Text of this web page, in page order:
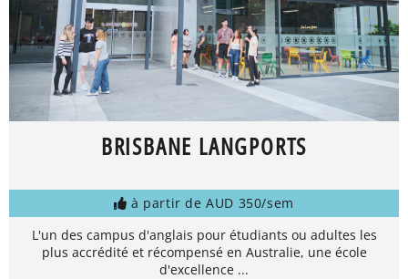
BRISBANE LANGPORTS
à partir de AUD 350/sem
L'un des campus d'anglais pour étudiants ou adultes les
plus accrédité et récompensé en Australie, une école
d'excellence ...